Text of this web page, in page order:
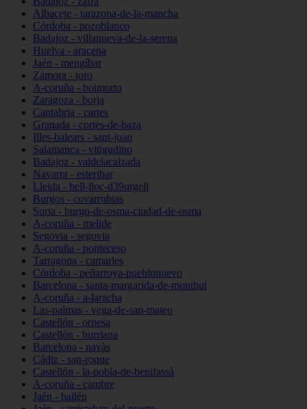
Albacete - tarazona-de-la-mancha
Córdoba - pozoblanco
Badajoz - villanueva-de-la-serena
Huelva - aracena
Jaén - mengíbar
Zamora - toro
A-coruña - boimorto
Zaragoza - borja
Cantabria - cartes
Granada - cortes-de-baza
Illes-balears - sant-joan
Salamanca - vitigudino
Badajoz - valdelacalzada
Navarra - esteribar
Lleida - bell-lloc-d39urgell
Burgos - covarrubias
Soria - burgo-de-osma-ciudad-de-osma
A-coruña - melide
Segovia - segovia
A-coruña - ponteceso
Tarragona - camarles
Córdoba - peñarroya-pueblonuevo
Barcelona - santa-margarida-de-montbui
A-coruña - a-laracha
Las-palmas - vega-de-san-mateo
Castellón - orpesa
Castellón - burriana
Barcelona - navàs
Cádiz - san-roque
Castellón - la-pobla-de-benifassà
A-coruña - cambre
Jaén - bailén